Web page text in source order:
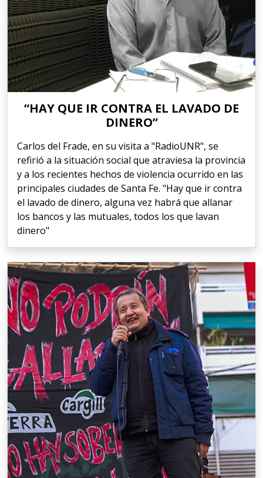
“HAY QUE IR CONTRA EL LAVADO DE
DINERO”
Carlos del Frade, en su visita a "RadioUNR", se
refirió a la situación social que atraviesa la provincia
y a los recientes hechos de violencia ocurrido en las
principales ciudades de Santa Fe. "Hay que ir contra
el lavado de dinero, alguna vez habrá que allanar
los bancos y las mutuales, todos los que lavan
dinero"